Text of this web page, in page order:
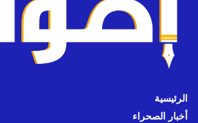
الرئيسية
أخبار الصحراء